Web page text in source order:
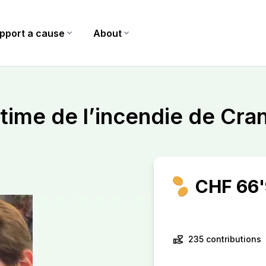
a cause expand_more About expand_more
de l’incendie de
CHF
volunteer_activism 235 contributions